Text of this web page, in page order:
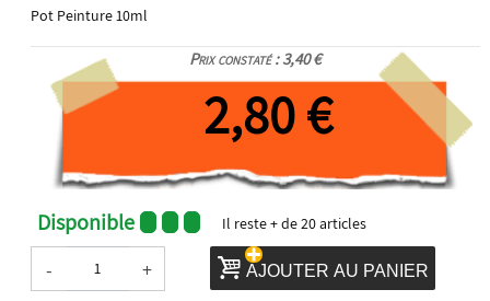
Pot Peinture 10ml
Prix constaté : 3,40 €
2,80 €
Disponible Il reste+ de 20articles
- + AJOUTER AU PANIER